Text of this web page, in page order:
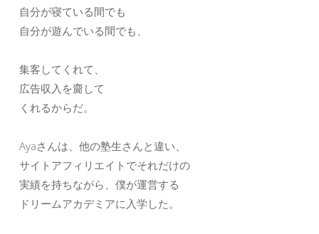
自分が寝ている間でも
自分が遊んでいる間でも、
集客してくれて、
広告収入を齎して
くれるからだ。
Ayaさんは、他の塾生さんと違い、
サイトアフィリエイトでそれだけの
実績を持ちながら、僕が運営する
ドリームアカデミアに入学した。